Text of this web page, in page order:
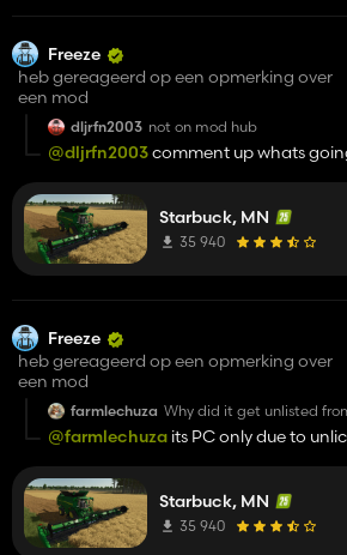
Freeze
heb gereageerd op een opmerking over
een mod
dljrfn2003 not on mod hub
@dljrfn2003comment up whats
Starbuck, MN
35 940
Freeze
heb gereageerd op een opmerking over
een mod
farmlechuza Why did it get unlisted
@farmlechuza its PC only due to
good way to communicate with
they are backed up and the update i
will take time to go through the wait list.
Starbuck, MN
35 940